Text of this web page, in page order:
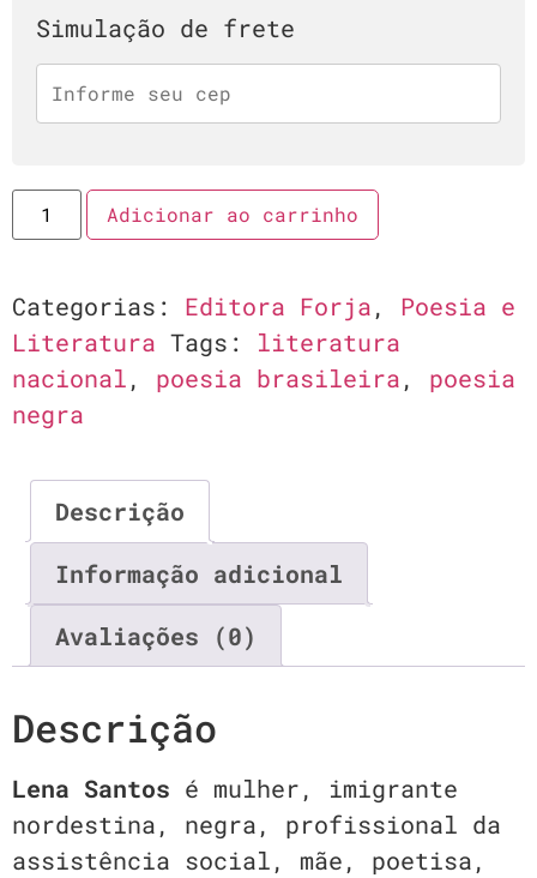
Simulação de frete
Adicionar ao carrinho
Categorias: Editora Forja, Poesia e
Literatura Tags: literatura
nacional, poesia brasileira, poesia
negra
Descrição
Informação adicional
Avaliações (0)
Descrição
Lena Santos é mulher, imigrante
nordestina, negra, profissional da
assistência social, mãe, poetisa,